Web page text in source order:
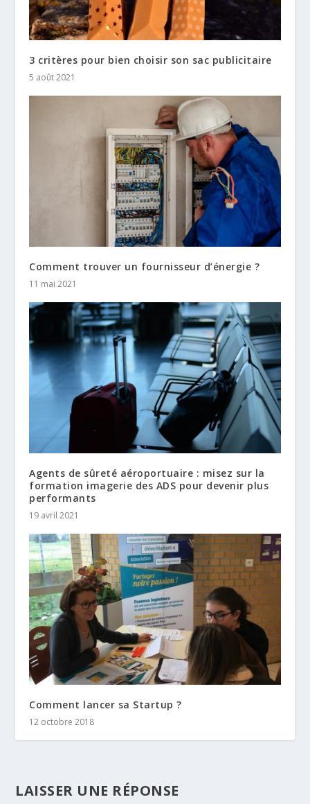
3 critères pour bien choisir son sac publicitaire
5 août 2021
Comment trouver un fournisseur d’énergie ?
11 mai 2021
Agents de sûreté aéroportuaire : misez sur la
formation imagerie des ADS pour devenir plus
performants
19 avril 2021
Comment lancer sa Startup ?
12 octobre 2018
LAISSER UNE RÉPONSE